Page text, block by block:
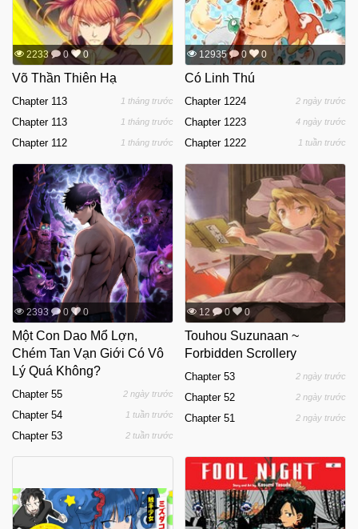
2233 0 0
Võ Thần Thiên Hạ
Chapter 113 1 tháng trước
Chapter 113 1 tháng trước
Chapter 112 1 tháng trước
12935 0 0
Có Linh Thú
Chapter 1224 2 ngày trước
Chapter 1223 4 ngày trước
Chapter 1222 1 tuần trước
2393 0 0
Một Con Dao Mổ Lợn,
Chém Tan Vạn Giới Có Vô
Lý Quá Không?
Chapter 55 2 ngày trước
Chapter 54 1 tuần trước
Chapter 53 2 tuần trước
12 0 0
Touhou Suzunaan ~
Forbidden Scrollery
Chapter 53 2 ngày trước
Chapter 52 2 ngày trước
Chapter 51 2 ngày trước